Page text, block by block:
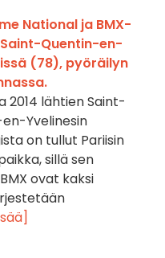
National ja BMX-
Quentin-en-
(78), pyöräilyn
2014 lähtien Saint-
Yvelinesin
on tullut Pariisin
sillä sen
ovat kaksi